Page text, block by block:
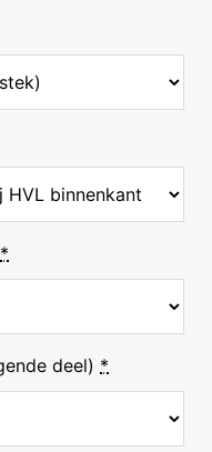
*
deel) *